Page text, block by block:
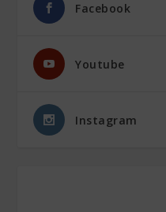
Facebook
Youtube
Instagram